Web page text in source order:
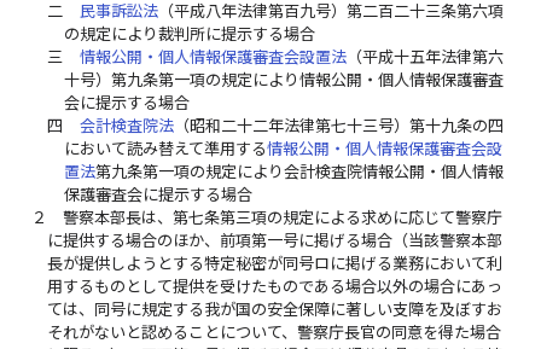
二
民事訴訟法（平成八年法律第百九号）第二百二十三条第六項
の規定により裁判所に提示する場合
三
情報公開・個人情報保護審査会設置法（平成十五年法律第六
十号）第九条第一項の規定により情報公開・個人情報保護審査
会に提示する場合
四
会計検査院法（昭和二十二年法律第七十三号）第十九条の四
において読み替えて準用する情報公開・個人情報保護審査会設
置法第九条第一項の規定により会計検査院情報公開・個人情報
保護審査会に提示する場合
２
警察本部長は、第七条第三項の規定による求めに応じて警察庁
に提供する場合のほか、前項第一号に掲げる場合（当該警察本部
長が提供しようとする特定秘密が同号ロに掲げる業務において利
用するものとして提供を受けたものである場合以外の場合にあっ
ては、同号に規定する我が国の安全保障に著しい支障を及ぼすお
それがないと認めることについて、警察庁長官の同意を得た場合